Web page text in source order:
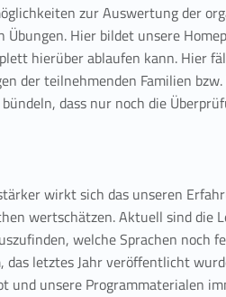
zur Auswertung der
Hier bildet unsere
hierüber ablaufen kann. Hier
der teilnehmenden Familien
dass nur noch die
wirkt sich das unseren
wertschätzen. Aktuell sind
welche Sprachen noch
letztes Jahr veröffentlicht
unsere Programmaterialen